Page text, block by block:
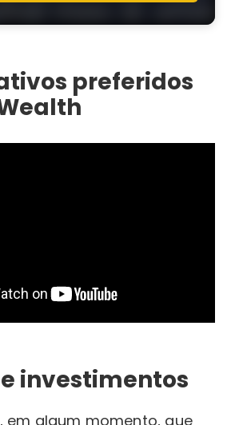
preferidos
investimentos
em algum momento, que